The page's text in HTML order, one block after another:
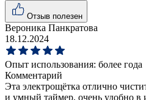
Отзыв полезен
Вероника Панкратова
18.12.2024
Опыт использования: более года
Комментарий
Эта электрощётка отлично
и умный таймер, очень удобно в